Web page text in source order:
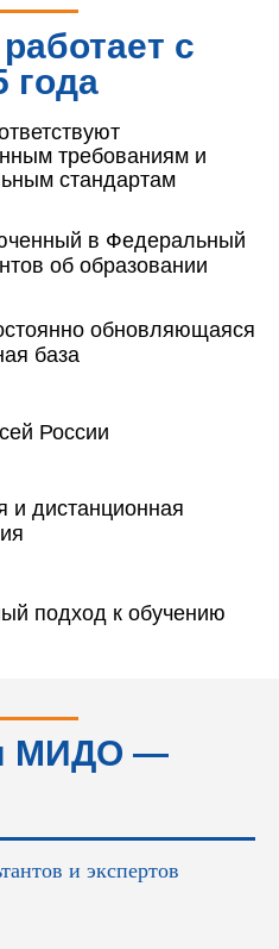
с
года
требованиям и
стандартам
в Федеральный
об образовании
обновляющаяся
база
России
и дистанционная
подход к обучению
МИДО —
и экспертов